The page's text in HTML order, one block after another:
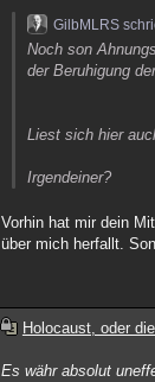
GilbMLRS
Noch son
der Beruhigung
Liest sich hier
Irgendeiner?
Vorhin hat mir dein
über mich herfallt.
Holocaust, oder
Es währ absolut